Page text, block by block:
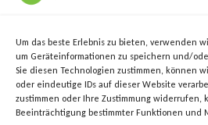
Um das beste Erlebnis zu bieten, verwenden
um Geräteinformationen zu speichern und/
Sie diesen Technologien zustimmen, können
oder eindeutige IDs auf dieser Website
zustimmen oder Ihre Zustimmung widerrufen,
Beeinträchtigung bestimmter Funktionen und
Marktgasse 7, 8720
+43 (3512)